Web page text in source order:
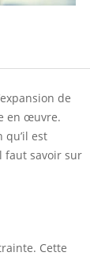
de
en œuvre.
qu’il est
faut savoir sur
Cette